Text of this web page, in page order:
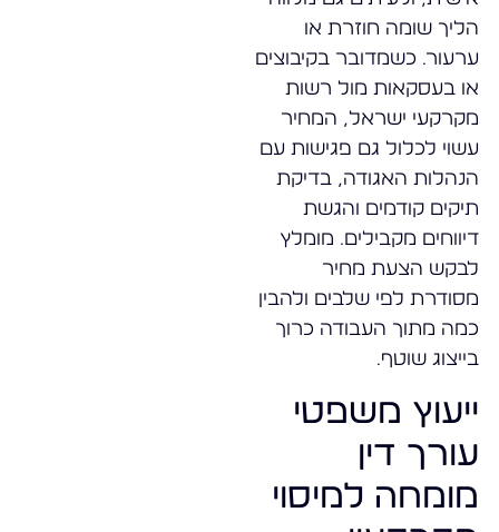
הליך שומה חוזרת או
ערעור. כשמדובר בקיבוצים
או בעסקאות מול רשות
מקרקעי ישראל, המחיר
עשוי לכלול גם פגישות עם
הנהלות האגודה, בדיקת
תיקים קודמים והגשת
דיווחים מקבילים. מומלץ
לבקש הצעת מחיר
מסודרת לפי שלבים ולהבין
כמה מתוך העבודה כרוך
בייצוג שוטף.
ייעוץ משפטי
עורך דין
מומחה למיסוי